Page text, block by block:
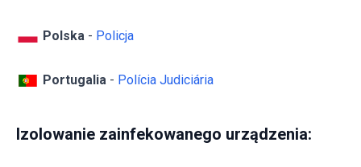
Polska - Policja
Portugalia - Polícia Judiciária
Izolowanie zainfekowanego urządzenia: